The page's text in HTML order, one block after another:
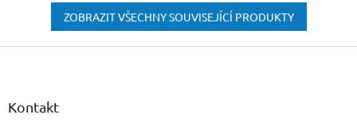
ZOBRAZIT VŠECHNY SOUVISEJÍCÍ PRODUKTY
Z
Kontakt